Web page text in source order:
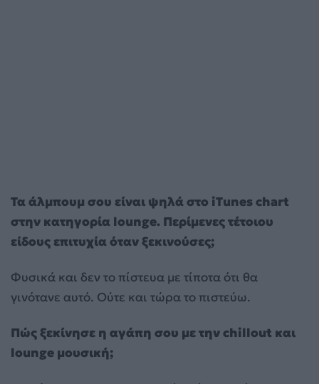
Τα άλμπουμ σου είναι ψηλά στο iTunes chart
στην κατηγορία lounge. Περίμενες τέτοιου
είδους επιτυχία όταν ξεκινούσες;
Φυσικά και δεν το πίστευα με τίποτα ότι θα
γινότανε αυτό. Ούτε και τώρα το πιστεύω.
Πώς ξεκίνησε η αγάπη σου με την chillout και
lounge μουσική;